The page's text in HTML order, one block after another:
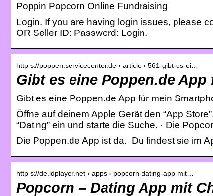
Poppin Popcorn Online Fundraising
Login. If you are having login issues, please
OR Seller ID: Password: Login.
http s://poppen.servicecenter.de › article › 561-gibt-es-ei…
Gibt es eine Poppen.de
Gibt es eine Poppen.de App für mein
Öffne auf deinem Apple Gerät den “App
“Dating” ein und starte die Suche. · Die
Die Poppen.de App ist da. Du findest sie im
http s://de.ldplayer.net › apps › popcorn-dating-app-mit…
Popcorn – Dating App mit